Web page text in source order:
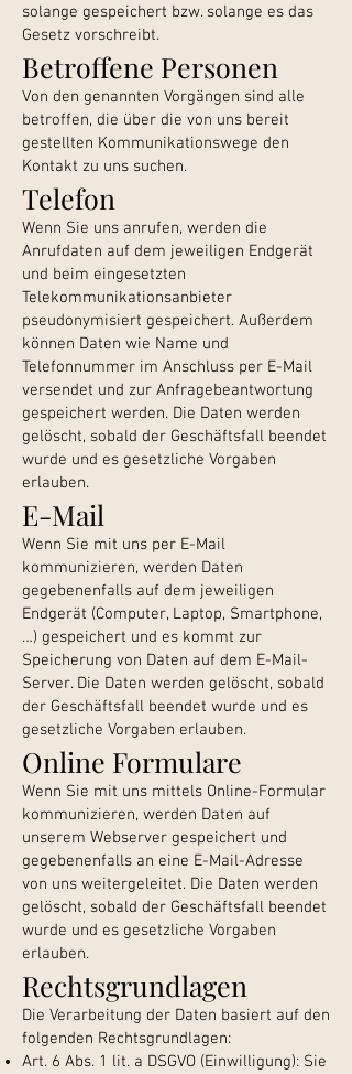
solange gespeichert bzw. solange es das
Gesetz vorschreibt.
Betroffene Personen
Von den genannten Vorgängen sind alle
betroffen, die über die von uns bereit
gestellten Kommunikationswege den
Kontakt zu uns suchen.
Telefon
Wenn Sie uns anrufen, werden die
Anrufdaten auf dem jeweiligen Endgerät
und beim eingesetzten
Telekommunikationsanbieter
pseudonymisiert gespeichert. Außerdem
können Daten wie Name und
Telefonnummer im Anschluss per E-Mail
versendet und zur Anfragebeantwortung
gespeichert werden. Die Daten werden
gelöscht, sobald der Geschäftsfall beendet
wurde und es gesetzliche Vorgaben
erlauben.
E-Mail
Wenn Sie mit uns per E-Mail
kommunizieren, werden Daten
gegebenenfalls auf dem jeweiligen
Endgerät (Computer, Laptop, Smartphone,
…) gespeichert und es kommt zur
Speicherung von Daten auf dem E-Mail-
Server. Die Daten werden gelöscht, sobald
der Geschäftsfall beendet wurde und es
gesetzliche Vorgaben erlauben.
Online Formulare
Wenn Sie mit uns mittels Online-Formular
kommunizieren, werden Daten auf
unserem Webserver gespeichert und
gegebenenfalls an eine E-Mail-Adresse
von uns weitergeleitet. Die Daten werden
gelöscht, sobald der Geschäftsfall beendet
wurde und es gesetzliche Vorgaben
erlauben.
Rechtsgrundlagen
Die Verarbeitung der Daten basiert auf den
folgenden Rechtsgrundlagen:
Art. 6 Abs. 1 lit. a DSGVO (Einwilligung): Sie